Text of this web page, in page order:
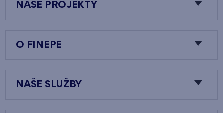
NAŠE PROJEKTY
O FINEPE
NAŠE SLUŽBY